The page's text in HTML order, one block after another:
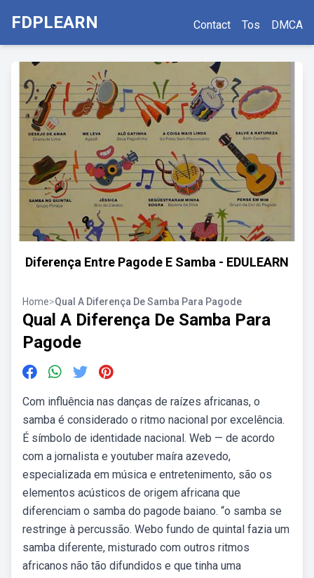
FDPLEARN Contact Tos DMCA
Diferença Entre Pagode E Samba - EDULEARN
Home>Qual A Diferença De Samba Para Pagode
Qual A Diferença De Samba Para
Pagode
Com influência nas danças de raízes africanas, o
samba é considerado o ritmo nacional por excelência.
É símbolo de identidade nacional. Web — de acordo
com a jornalista e youtuber maíra azevedo,
especializada em música e entretenimento, são os
elementos acústicos de origem africana que
diferenciam o samba do pagode baiano. “o samba se
restringe à percussão. Webo fundo de quintal fazia um
samba diferente, misturado com outros ritmos
africanos não tão difundidos e que tinha uma